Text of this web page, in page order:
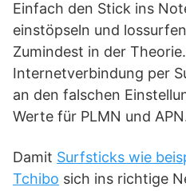
Einfach den Stick ins
einstöpseln und
Zumindest in der
Internetverbindung per
an den falschen
Werte für PLMN und
Damit Surfsticks wie
Tchibo sich ins richtige